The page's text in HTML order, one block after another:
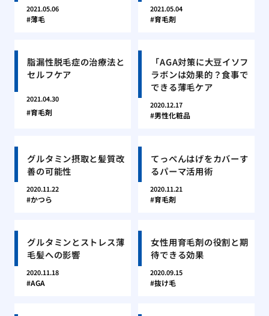
2021.05.06
薄毛
2021.05.04
育毛剤
脂漏性脱毛症の治療法と
セルフケア
2021.04.30
育毛剤
「AGA対策に大豆イソフ
ラボンは効果的？食事で
できる薄毛ケア
2020.12.17
男性化粧品
グルタミン摂取と髪質改
善の可能性
2020.11.22
かつら
てっぺんはげをカバーす
るパーマ活用術
2020.11.21
育毛剤
グルタミンとストレス薄
毛髪への影響
2020.11.18
AGA
女性用育毛剤の役割と期
待できる効果
2020.09.15
抜け毛